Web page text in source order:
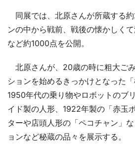
同展では、北原さんが所蔵する
ンの中から戦前、戦後の懐かしく
など約1000点を公開。
北原さんが、20歳の時に粗大ご
ションを始めるきっかけとなった「
1950年代の乗り物やロボットのブ
イド製の人形、1922年製の「赤玉
ターや店頭人形の「ペコチャン」
ョンなど秘蔵の品々を展示する。